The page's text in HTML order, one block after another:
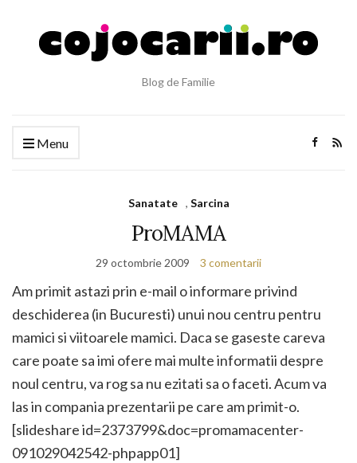
Blog de Familie
Menu
Sanatate , Sarcina
ProMAMA
29 octombrie 2009 3 comentarii
Am primit astazi prin e-mail o informare privind
deschiderea (in Bucuresti) unui nou centru pentru
mamici si viitoarele mamici. Daca se gaseste careva
care poate sa imi ofere mai multe informatii despre
noul centru, va rog sa nu ezitati sa o faceti. Acum va
las in compania prezentarii pe care am primit-o.
[slideshare id=2373799&doc=promamacenter-
091029042542-phpapp01]